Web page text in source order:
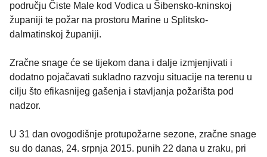
području Čiste Male kod Vodica u Šibensko-kninskoj
županiji te požar na prostoru Marine u Splitsko-
dalmatinskoj županiji.
Zračne snage će se tijekom dana i dalje izmjenjivati i
dodatno pojačavati sukladno razvoju situacije na terenu u
cilju što efikasnijeg gašenja i stavljanja požarišta pod
nadzor.
U 31 dan ovogodišnje protupožarne sezone, zračne snage
su do danas, 24. srpnja 2015. punih 22 dana u zraku, pri